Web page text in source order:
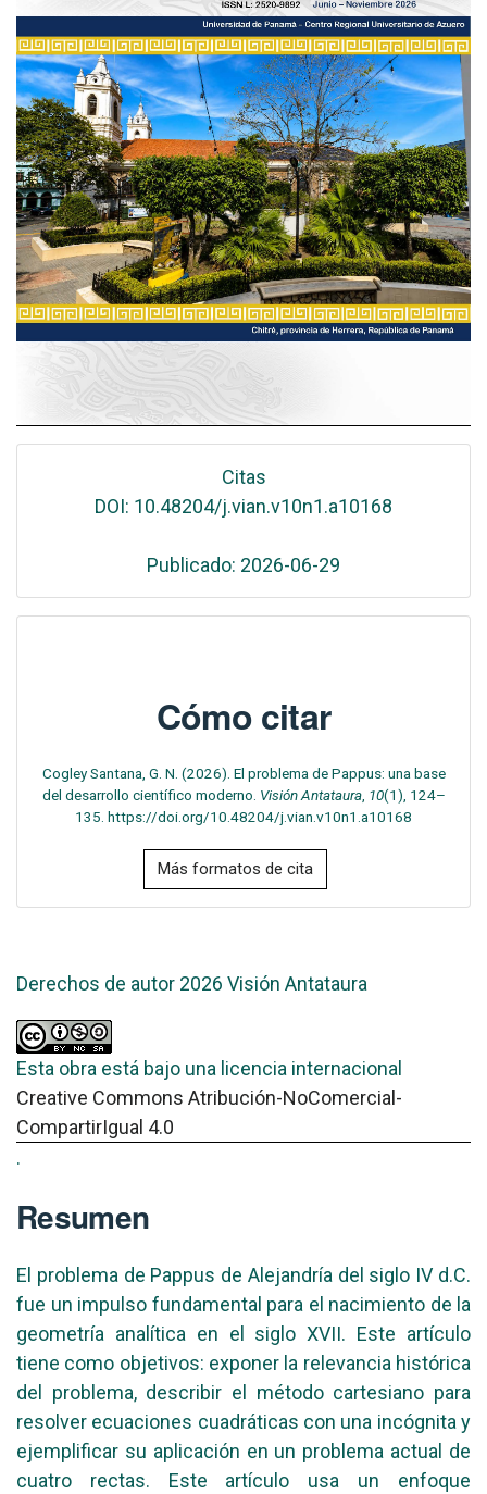
Citas
DOI: 10.48204/j.vian.v10n1.a10168
Publicado: 2026-06-29
Cómo citar
Cogley Santana, G. N. (2026). El problema de Pappus: una base
del desarrollo científico moderno. Visión Antataura, 10(1), 124–
135. https://doi.org/10.48204/j.vian.v10n1.a10168
Más formatos de cita
Derechos de autor 2026 Visión Antataura
Esta obra está bajo una licencia internacional
Creative Commons Atribución-NoComercial-
CompartirIgual 4.0
.
Resumen
El problema de Pappus de Alejandría del siglo IV d.C.
fue un impulso fundamental para el nacimiento de la
geometría analítica en el siglo XVII. Este artículo
tiene como objetivos: exponer la relevancia histórica
del problema, describir el método cartesiano para
resolver ecuaciones cuadráticas con una incógnita y
ejemplificar su aplicación en un problema actual de
cuatro rectas. Este artículo usa un enfoque